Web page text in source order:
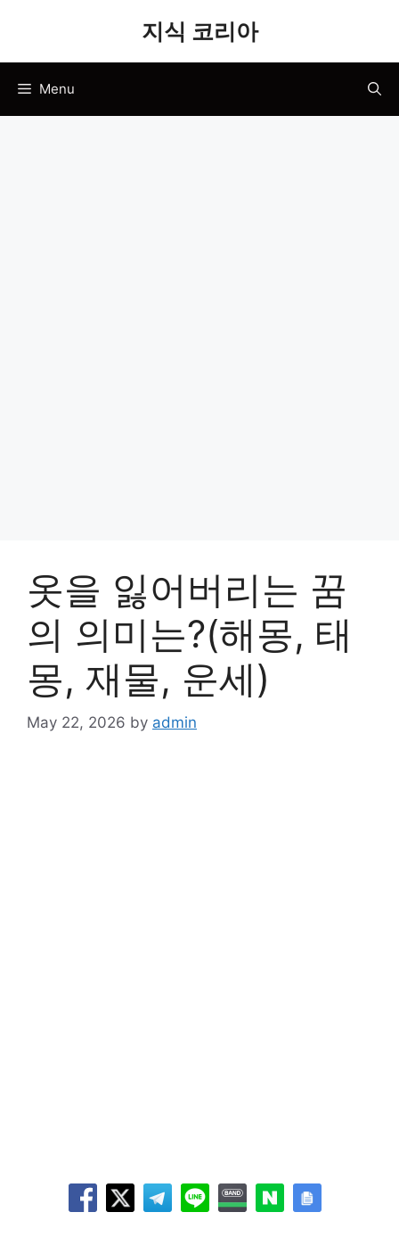
지식 코리아
Menu
옷을 잃어버리는 꿈
의 의미는?(해몽, 태
몽, 재물, 운세)
May 22, 2026 by admin